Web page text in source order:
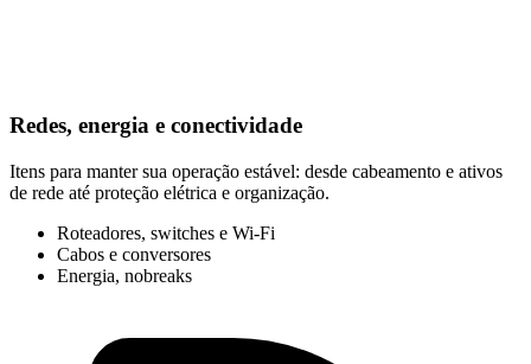
Redes, energia e conectividade
Itens para manter sua operação estável: desde cabeamento e ativos
de rede até proteção elétrica e organização.
Roteadores, switches e Wi-Fi
Cabos e conversores
Energia, nobreaks